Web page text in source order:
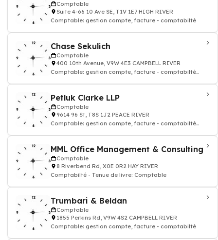
Comptable
Suite 4-66 10 Ave SE, T1V 1E7 HIGH RIVER
Comptable: gestion compte, facture - comptabilté
Chase Sekulich
Comptable
400 10th Avenue, V9W 4E3 CAMPBELL RIVER
Comptable: gestion compte, facture - comptabilté
Petluk Clarke LLP
Comptable
9614 96 St, T8S 1J2 PEACE RIVER
Comptable: gestion compte, facture - comptabilté
MML Office Management & Consulting
Comptable
8 Riverbend Rd, X0E 0R2 HAY RIVER
Comptabilté - Tenue de livre: Comptable
Trumbari & Beldan
Comptable
1855 Perkins Rd, V9W 4S2 CAMPBELL RIVER
Comptable: gestion compte, facture - comptabilté